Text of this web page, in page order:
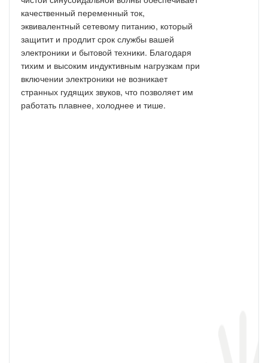
качественный переменный ток,
эквивалентный сетевому питанию, который
защитит и продлит срок службы вашей
электроники и бытовой техники. Благодаря
тихим и высоким индуктивным нагрузкам при
включении электроники не возникает
странных гудящих звуков, что позволяет им
работать плавнее, холоднее и тише.